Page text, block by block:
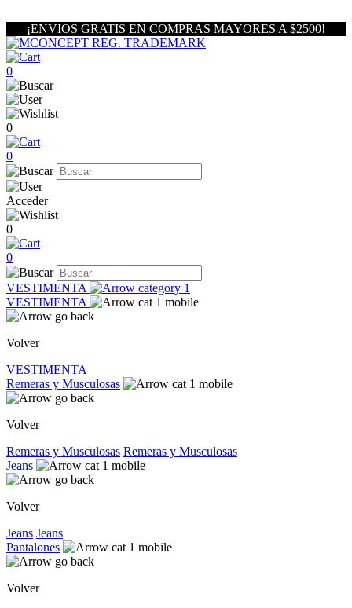
¡ENVIOS GRATIS EN COMPRAS MAYORES A $2500!
0
0
0
Acceder
0
0
VESTIMENTA
VESTIMENTA
Volver
VESTIMENTA
Remeras y Musculosas
Volver
Remeras y Musculosas Remeras y Musculosas
Jeans
Volver
Jeans Jeans
Pantalones
Volver